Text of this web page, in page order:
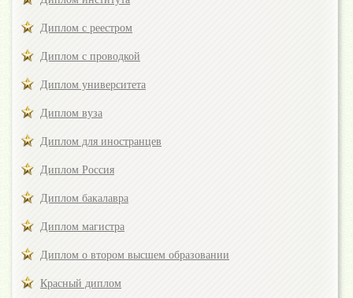
Диплом с реестром
Диплом с проводкой
Диплом университета
Диплом вуза
Диплом для иностранцев
Диплом Россия
Диплом бакалавра
Диплом магистра
Диплом о втором высшем образовании
Красный диплом